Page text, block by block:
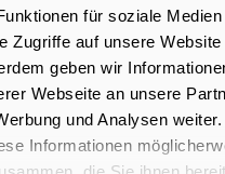
für soziale Medien
Zugriffe auf unsere
geben wir
Webseite an unsere
und Analysen
Informationen